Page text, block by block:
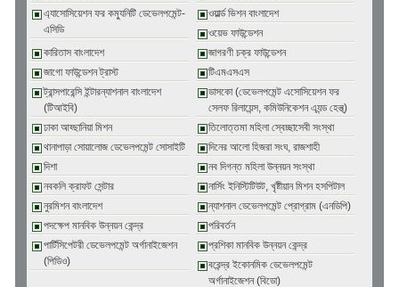
এ্যাসোসিয়েশন ফর কম্যুনিটি ডেভেলপমেন্ট-
এসিডি
ওয়ার্ল্ড ভিশন বাংলাদেশ
ওয়েভ ফাউন্ডেশন
কারিতাস বাংলাদেশ
জাগরণী চক্র ফাউন্ডেশন
জাগো ফাউন্ডেশন ট্রাস্ট
টিএমএসএস
ট্রান্সপারেন্সি ইন্টারন্যাশনাল বাংলাদেশ
(টিআইবি)
ডাসকো (ডেভেলপমেন্ট এসোসিয়েশন ফর
সেলফ রিলায়েন্স, কমিউনিকেশন এ্যন্ড হেল্থ্)
ঢাকা আহ্ছানিয়া মিশন
তিলোত্তমা মহিলা স্বেচ্ছাসেবী সংস্থা
থানাপাড়া সোয়ালোজ ডেভেলপমেন্ট সোসাইটি
দিনের আলো হিজরা সংঘ, রাজশাহী
দিশা
নব দিগন্ত মহিলা উন্নয়ন সংস্থা
নবকলি ক্রাফট সেন্টার
নার্সিং ইনিস্টিটিউট, খৃষ্টীয়ান মিশন হসপিটাল
নুরমিশন বাংলাদেশ
ন্যাশনাল ডেভেলপমেন্ট প্রোগ্রাম (এনডিপি)
পদক্ষেপ মানবিক উন্নয়ন কেন্দ্র
পরিবর্তন
পার্টিসিপেটরী ডেভেলপমেন্ট অর্গানাইজেশন
(পিডিও)
প্রশিকা মানবিক উন্নয়ন কেন্দ্র
বরেন্দ্র ইকোনমিক ডেভেলপমেন্ট
অর্গানাইজেশন (বিডো)